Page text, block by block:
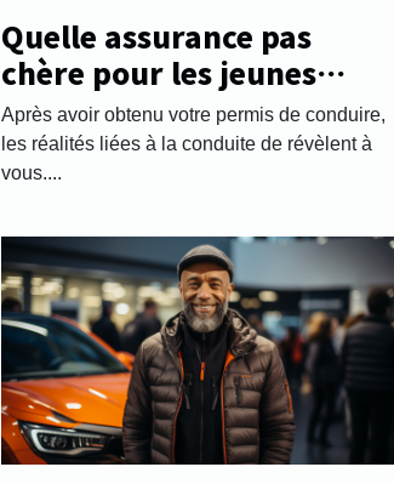
Quelle assurance pas
chère pour les jeunes
automobilistes ?
Après avoir obtenu votre permis de conduire,
les réalités liées à la conduite de révèlent à
vous....